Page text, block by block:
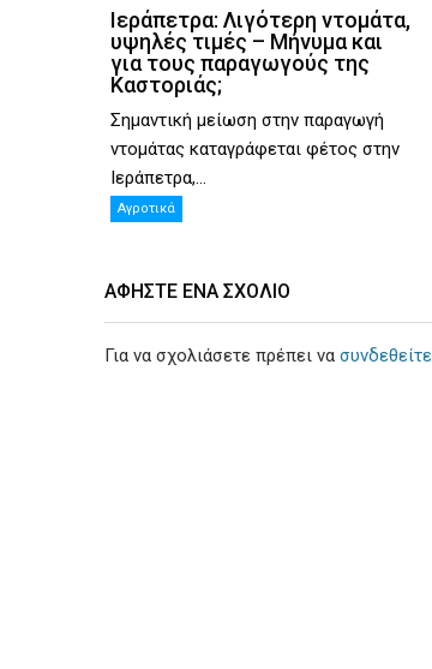
Ιεράπετρα: Λιγότερη ντομάτα,
υψηλές τιμές – Μήνυμα και
για τους παραγωγούς της
Καστοριάς;
Σημαντική μείωση στην παραγωγή
ντομάτας καταγράφεται φέτος στην
Ιεράπετρα,...
Αγροτικά
ΑΦΉΣΤΕ ΕΝΑ ΣΧΌΛΙΟ
Για να σχολιάσετε πρέπει να συνδεθείτε